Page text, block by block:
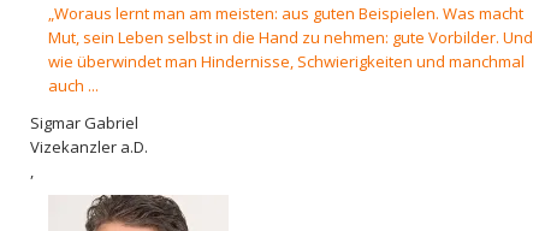
„Woraus lernt man am meisten: aus guten Beispielen. Was macht
Mut, sein Leben selbst in die Hand zu nehmen: gute Vorbilder. Und
wie überwindet man Hindernisse, Schwierigkeiten und manchmal
auch ...
Sigmar Gabriel
Vizekanzler a.D.
,